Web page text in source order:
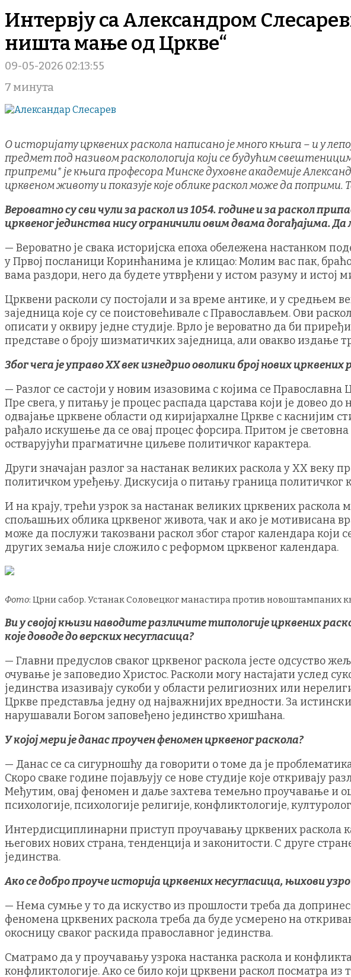
Интервју са Александром
ништа мање од Цркве“
09-05-2026 02:13:55
7 минута
О историјату црквених раскола написано је много књига – и у
предмет под називом расколологија који се будућим
припреми* је књига професора Минске духовне академије
црквеном животу и показује које облике раскол може да поприми.
Вероватно су сви чули за раскол из 1054. године и за раскол
црквеног јединства нису ограничили овим двама догађајима. Да
— Вероватно је свака историјска епоха обележена настанком
у Првој посланици Коринћанима је клицао: Молим вас пак,
вама раздори, него да будете утврђени у истом разуму и истој
Црквени расколи су постојали и за време антике, и у средњем
заједница које су се поистовећивале с Православљем. Ови
описати у оквиру једне студије. Врло је вероватно да би
представе о броју шизматичких заједница, али овакво издање
Због чега је управо ХХ век изнедрио оволики број нових
— Разлог се састоји у новим изазовима с којима се Православна
Пре свега, у питању је процес распада царстава који је довео
одвајање црквене области од киријархалне Цркве с каснијим
рађало искушење да се овај процес форсира. Притом је
остварујући прагматичне циљеве политичког карактера.
Други значајан разлог за настанак великих раскола у ХХ веку
политичком уређењу. Дискусија о питању граница
И на крају, трећи узрок за настанак великих црквених
спољашњих облика црквеног живота, чак и ако је мотивисана
може да послужи такозвани раскол због старог календара који
других земаља није сложило с реформом црквеног календара.
Фото: Црни сабор. Устанак Соловецког манастира против новоштампаних
Ви у својој књизи наводите различите типологије црквених
које доводе до верских несугласица?
— Главни предуслов сваког црквеног раскола јесте одсуство
очување је заповедио Христос. Расколи могу настајати услед
јединства изазивају сукоби у области религиозних или
Цркве представља једну од најважнијих вредности. За
нарушавали Богом заповеђено јединство хришћана.
У којој мери је данас проучен феномен црквеног раскола?
— Данас се са сигурношћу да говорити о томе да је
Скоро сваке године појављују се нове студије које откривају
Међутим, овај феномен и даље захтева темељно проучавање и
психологије, психологије религије, конфликтологије,
Интердисциплинарни приступ проучавању црквених раскола
његових нових страна, тенденција и законитости. С друге
јединства.
Ако се добро проуче историја црквених несугласица, њихови
— Нема сумње у то да искуство из прошлости треба да
феномена црквених раскола треба да буде усмерено на
окосницу сваког раскида православног јединства.
Сматрамо да у проучавању узрока настанка раскола и
конфликтологије. Ако се било који црквени раскол посматра из